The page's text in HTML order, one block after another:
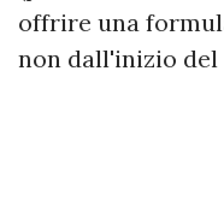
offrire una
non dall'inizio del